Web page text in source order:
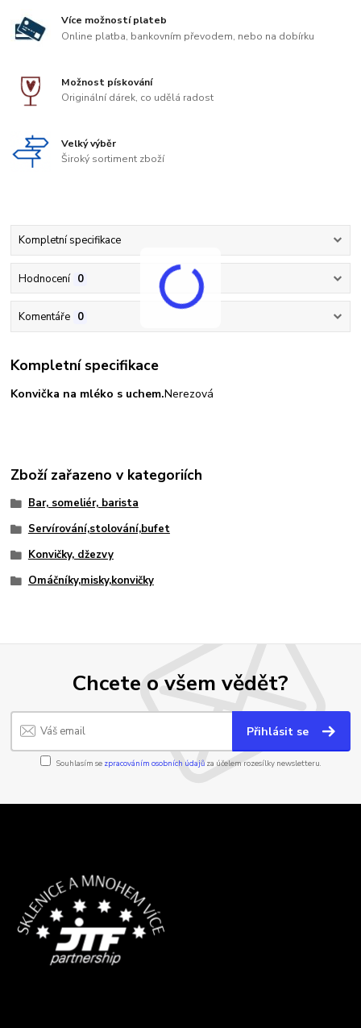
Více možností plateb
Online platba, bankovním převodem, nebo na dobírku
Možnost pískování
Originální dárek, co udělá radost
Velký výběr
Široký sortiment zboží
Kompletní specifikace
Hodnocení 0
Komentáře 0
Kompletní specifikace
Konvička na mléko s uchem.Nerezová
Zboží zařazeno v kategoriích
Bar, someliér, barista
Servírování,stolování,bufet
Konvičky, džezvy
Omáčníky,misky,konvičky
Chcete o všem vědět?
Přihlásit se
Souhlasím se zpracováním osobních údajůza účelem rozesílky newsletteru.